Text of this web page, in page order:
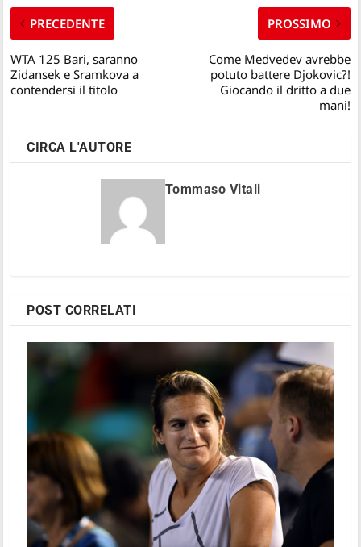
PRECEDENTE
WTA 125 Bari, saranno
Zidansek e Sramkova a
contendersi il titolo
PROSSIMO
Come Medvedev avrebbe
potuto battere Djokovic?!
Giocando il dritto a due
mani!
CIRCA L'AUTORE
Tommaso Vitali
POST CORRELATI